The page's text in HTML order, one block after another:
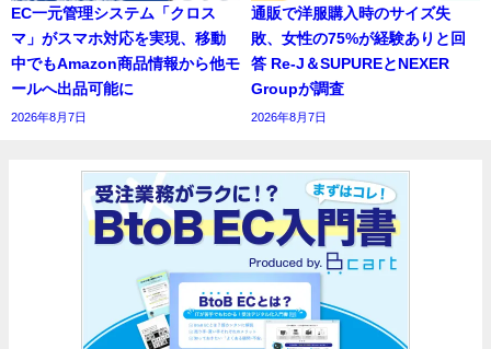
EC一元管理システム「クロス
マ」がスマホ対応を実現、移動
中でもAmazon商品情報から他モ
ールへ出品可能に
2026年8月7日
通販で洋服購入時のサイズ失
敗、女性の75%が経験ありと回
答 Re-J＆SUPUREとNEXER
Groupが調査
2026年8月7日